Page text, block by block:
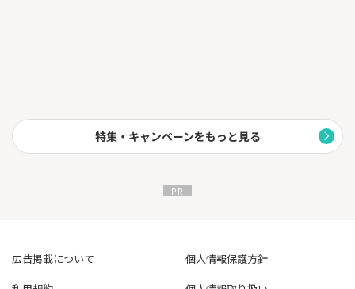
特集・キャンペーンをもっと見る
広告掲載について
個人情報保護方針